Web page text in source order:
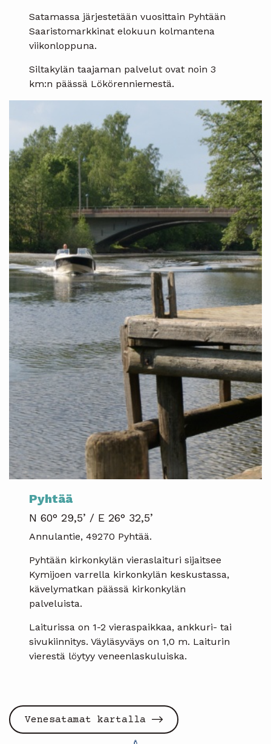
Satamassa järjestetään vuosittain Pyhtään
Saaristomarkkinat elokuun kolmantena
viikonloppuna.
Siltakylän taajaman palvelut ovat noin 3
km:n päässä Lökörenniemestä.
Pyhtää
N 60° 29,5’ / E 26° 32,5’
Annulantie, 49270 Pyhtää.
Pyhtään kirkonkylän vieraslaituri sijaitsee
Kymijoen varrella kirkonkylän keskustassa,
kävelymatkan päässä kirkonkylän
palveluista.
Laiturissa on 1-2 vieraspaikkaa, ankkuri- tai
sivukiinnitys. Väyläsyväys on 1,0 m. Laiturin
vierestä löytyy veneenlaskuluiska.
Venesatamat kartalla